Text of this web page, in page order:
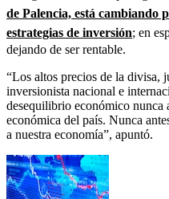
de Palencia, está cambiando
estrategias de inversión; en
dejando de ser rentable.
“Los altos precios de la divisa,
inversionista nacional e
desequilibrio económico nunca
económica del país. Nunca
a nuestra economía”, apuntó.